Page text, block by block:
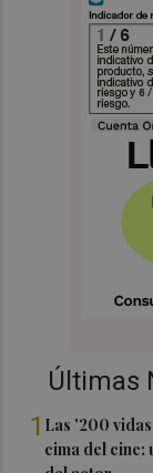
Últimas
1 Las '200
cima del cine: